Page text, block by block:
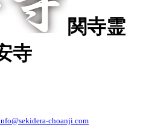
関寺霊
寺
choanji.com